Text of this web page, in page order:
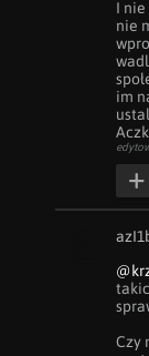
I nie
nie
im
Czy